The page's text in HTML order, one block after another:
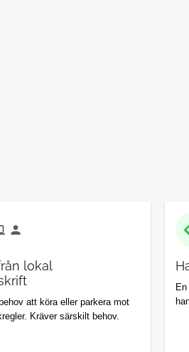
lokal
att köra eller parkera mot
Kräver särskilt behov.